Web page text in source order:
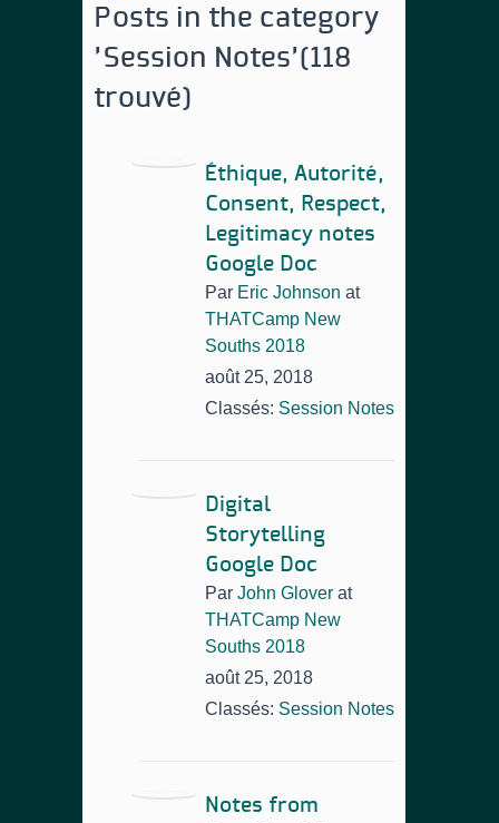
Posts in the category
'Session Notes'(118
trouvé)
Éthique, Autorité,
Consent, Respect,
Legitimacy notes
Google Doc
Par Eric Johnson at
THATCamp New
Souths 2018
août 25, 2018
Classés: Session Notes
Digital
Storytelling
Google Doc
Par John Glover at
THATCamp New
Souths 2018
août 25, 2018
Classés: Session Notes
Notes from